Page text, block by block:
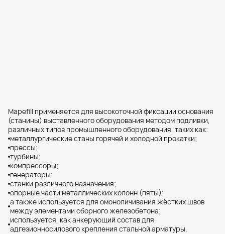
Mapefill применяется для высокоточной фиксации основания
(станины) выставленного оборудования методом подливки,
различных типов промышленного оборудования, таких как:
металлургические станы горячей и холодной прокатки;
прессы;
турбины;
компрессоры;
генераторы;
станки различного назначения;
опорные части металлических колонн (пяты);
а также используется для омоноличивания жёстких швов
между элементами сборного железобетона;
используется, как анкерующий состав для
адгезионносилового крепления стальной арматуры.
Mapefill, СТБ 1307).pdf
PDF, 4.25 MB
СКАЧАТЬ
СКАЧАТЬ